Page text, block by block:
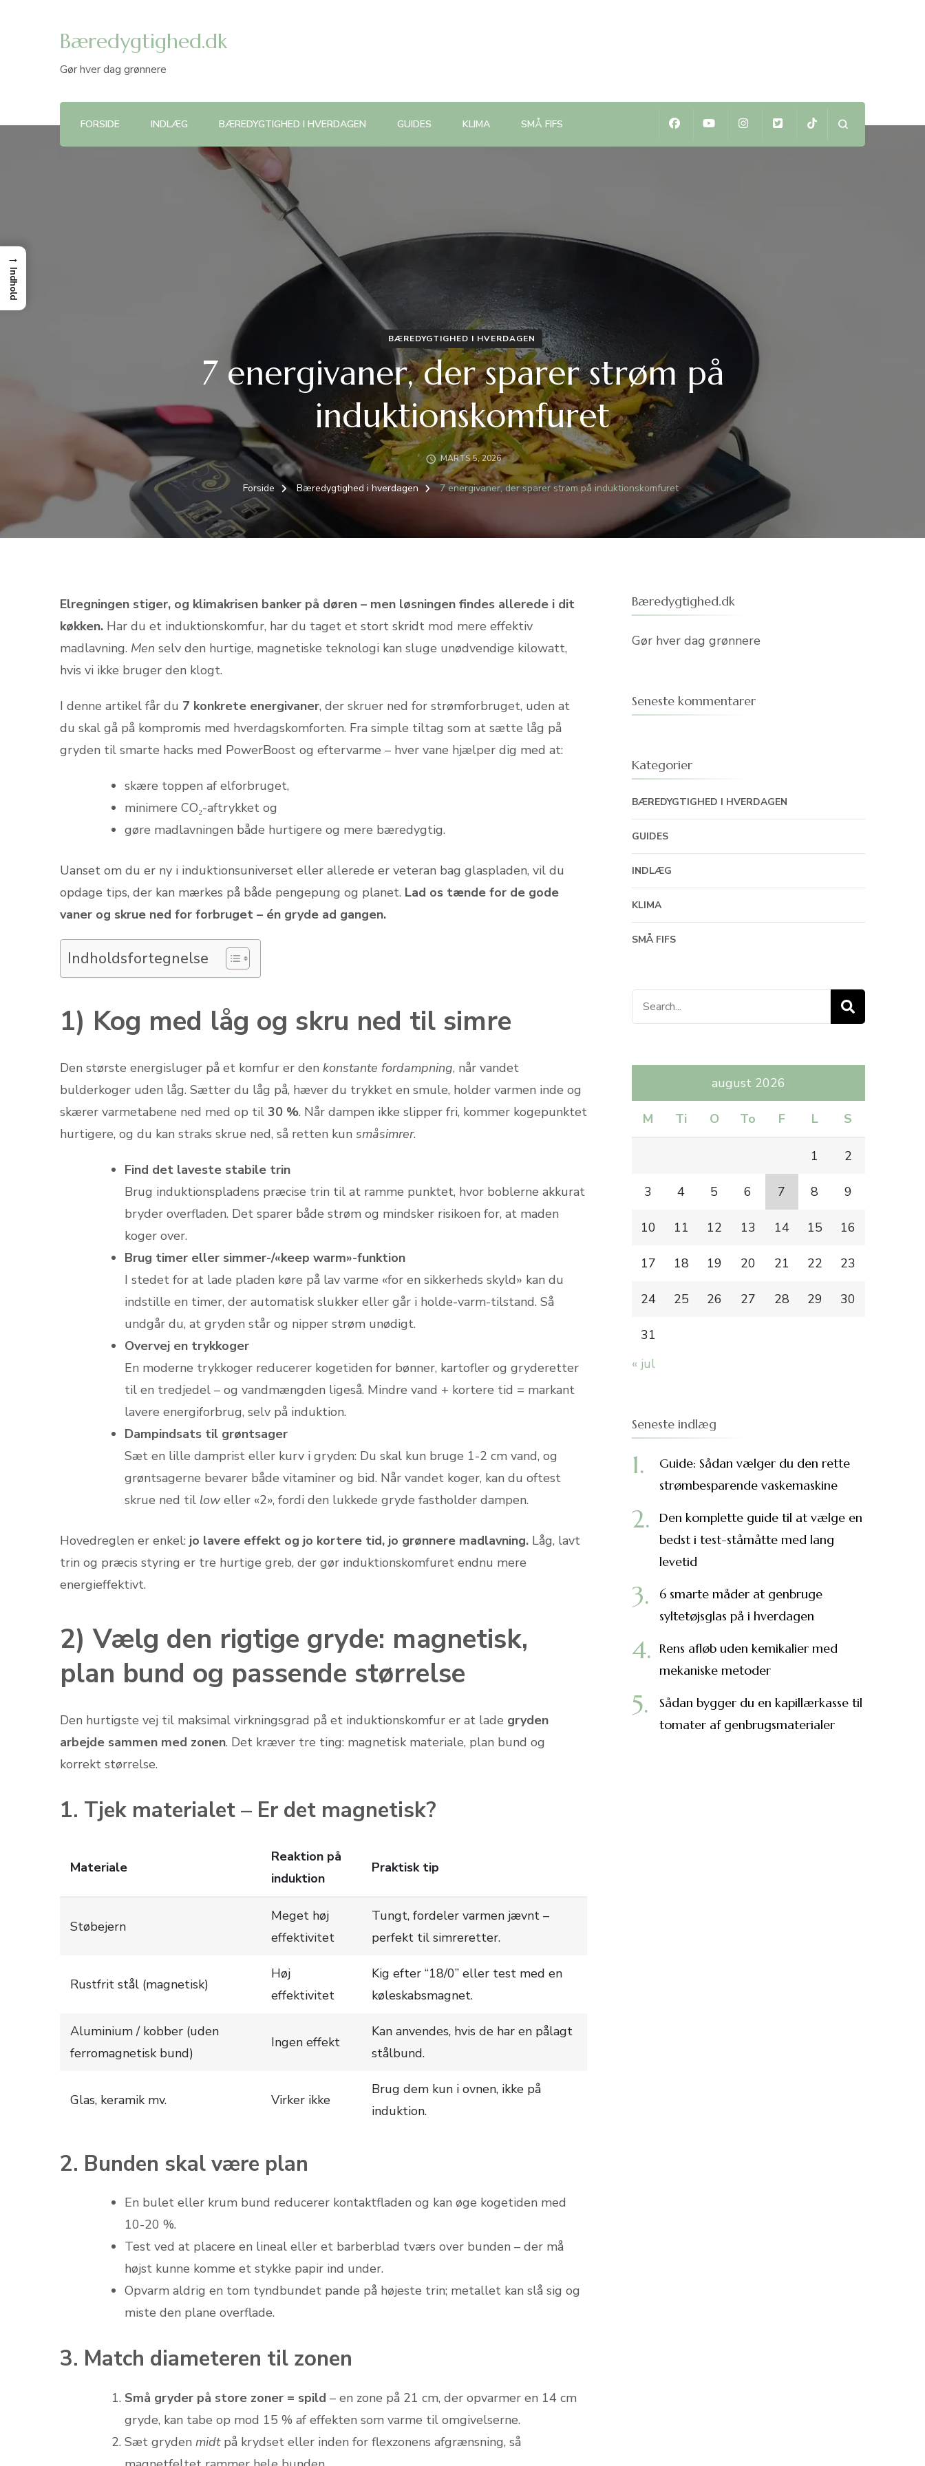
Bæredygtighed.dk
Gør hver dag grønnere
FORSIDE INDLÆG BÆREDYGTIGHED I HVERDAGEN GUIDES KLIMA SMÅ FIFS
BÆREDYGTIGHED I HVERDAGEN
7 energivaner, der sparer strøm på
induktionskomfuret
MARTS 5, 2026
Forside Bæredygtighed i hverdagen 7 energivaner, der sparer strøm på induktionskomfuret
Elregningen stiger, og klimakrisen banker på døren – men løsningen findes allerede i dit
køkken. Har du et induktionskomfur, har du taget et stort skridt mod mere effektiv
madlavning. Men selv den hurtige, magnetiske teknologi kan sluge unødvendige kilowatt,
hvis vi ikke bruger den klogt.
I denne artikel får du 7 konkrete energivaner, der skruer ned for strømforbruget, uden at
du skal gå på kompromis med hverdagskomforten. Fra simple tiltag som at sætte låg på
gryden til smarte hacks med PowerBoost og eftervarme – hver vane hjælper dig med at:
skære toppen af elforbruget,
minimere CO₂-aftrykket og
gøre madlavningen både hurtigere og mere bæredygtig.
Uanset om du er ny i induktionsuniverset eller allerede er veteran bag glaspladen, vil du
opdage tips, der kan mærkes på både pengepung og planet. Lad os tænde for de gode
vaner og skrue ned for forbruget – én gryde ad gangen.
Indholdsfortegnelse
1) Kog med låg og skru ned til simre
Den største energisluger på et komfur er den konstante fordampning, når vandet
bulderkoger uden låg. Sætter du låg på, hæver du trykket en smule, holder varmen inde og
skærer varme­tabene ned med op til 30 %. Når dampen ikke slipper fri, kommer kogepunktet
hurtigere, og du kan straks skrue ned, så retten kun småsimrer.
Find det laveste stabile trin
Brug induktionspladens præcise trin til at ramme punktet, hvor boblerne akkurat
bryder overfladen. Det sparer både strøm og mindsker risikoen for, at maden
koger over.
Brug timer eller simmer-/«keep warm»-funktion
I stedet for at lade pladen køre på lav varme «for en sikkerheds skyld» kan du
indstille en timer, der automatisk slukker eller går i holde-varm-tilstand. Så
undgår du, at gryden står og nipper strøm unødigt.
Overvej en trykkoger
En moderne trykkoger reducerer kogetiden for bønner, kartofler og gryderetter
til en tredjedel – og vandmængden ligeså. Mindre vand + kortere tid = markant
lavere energiforbrug, selv på induktion.
Dampindsats til grøntsager
Sæt en lille damprist eller kurv i gryden: Du skal kun bruge 1-2 cm vand, og
grøntsagerne bevarer både vitaminer og bid. Når vandet koger, kan du oftest
skrue ned til loweller «2», fordi den lukkede gryde fastholder dampen.
Hovedreglen er enkel: jo lavere effekt og jo kortere tid, jo grønnere madlavning. Låg, lavt
trin og præcis styring er tre hurtige greb, der gør induktionskomfuret endnu mere
energieffektivt.
2) Vælg den rigtige gryde: magnetisk,
plan bund og passende størrelse
Den hurtigste vej til maksimal virkningsgrad på et induktionskomfur er at lade gryden
arbejde sammen med zonen. Det kræver tre ting: magnetisk materiale, plan bund og
korrekt størrelse.
1. Tjek materialet – Er det magnetisk?
Materiale
Reaktion på
induktion
Praktisk tip
Støbejern
Meget høj
effektivitet
Tungt, fordeler varmen jævnt –
perfekt til simreretter.
Rustfrit stål (magnetisk)
Høj
effektivitet
Kig efter “18/0” eller test med en
køleskabsmagnet.
Aluminium / kobber (uden
ferromagnetisk bund)
Ingen effekt
Kan anvendes, hvis de har en pålagt
stålbund.
Glas, keramik mv. Virker ikke
Brug dem kun i ovnen, ikke på
induktion.
2. Bunden skal være plan
En bulet eller krum bund reducerer kontaktfladen og kan øge kogetiden med
10-20 %.
Test ved at placere en lineal eller et barberblad tværs over bunden – der må
højst kunne komme et stykke papir ind under.
Opvarm aldrig en tom tyndbundet pande på højeste trin; metallet kan slå sig og
miste den plane overflade.
3. Match diameteren til zonen
Små gryder på store zoner = spild – en zone på 21 cm, der opvarmer en 14 cm
gryde, kan tabe op mod 15 % af effekten som varme til omgivelserne.
Sæt gryden midtpå krydset eller inden for flexzonens afgrænsning, så
Bæredygtighed.dk
Gør hver dag grønnere
Seneste kommentarer
Kategorier
BÆREDYGTIGHED I HVERDAGEN
GUIDES
INDLÆG
KLIMA
SMÅ FIFS
Search
for:
august 2026
M Ti O To F L S
1 2
3 4 5 6 7 8 9
10 11 12 13 14 15 16
17 18 19 20 21 22 23
24 25 26 27 28 29 30
31
« jul
Seneste indlæg
Guide: Sådan vælger du den rette
strømbesparende vaskemaskine
Den komplette guide til at vælge en
bedst i test-ståmåtte med lang
levetid
6 smarte måder at genbruge
syltetøjsglas på i hverdagen
Rens afløb uden kemikalier med
mekaniske metoder
Sådan bygger du en kapillærkasse til
tomater af genbrugsmaterialer
→
Indhold